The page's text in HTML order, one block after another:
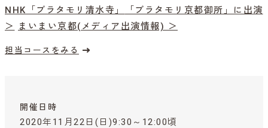
NHK「ブラタモリ清水寺」
「ブラタモリ京都御所」に出演
＞
まいまい京都(メディア出演情報) ＞
担当コースをみる
開催日時
2020年11月22日(日)9:30～12:00頃